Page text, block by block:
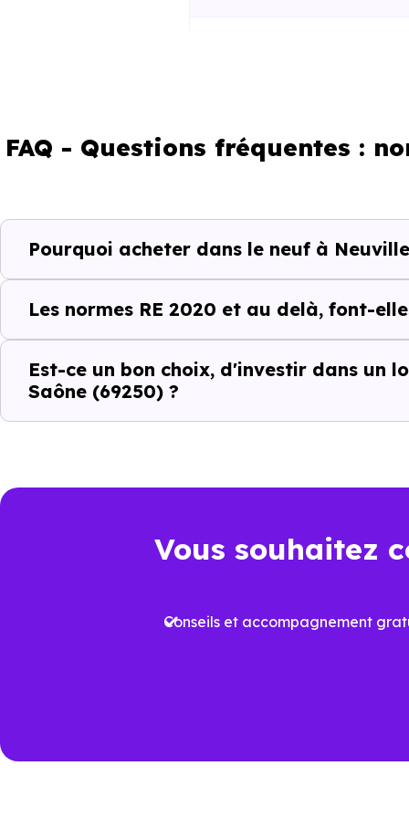
Un projet
Acheter un bien immobilier
comprendre les quartiers, les
pas, et les différences entre
conception.
investissement.
Un choix
logement neuf conforme à la
Cela permet non seulement
Neuville-
FAQ - Questions fréquentes :
Pourquoi acheter dans le neuf à
Les normes RE 2020 et au delà, font-
Est-ce un bon choix, d'investir dans un
Saône (69250) ?
Vous souhaitez
Conseils et accompagnement